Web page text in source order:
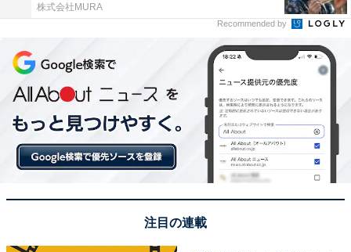
株式会社MURA
Recommended by
注目の連載